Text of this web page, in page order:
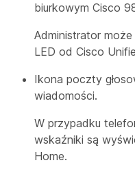
biurkowym Cisco
Administrator
LED od Cisco
Ikona poczty
wiadomości.
W przypadku
wskaźniki są
Home.